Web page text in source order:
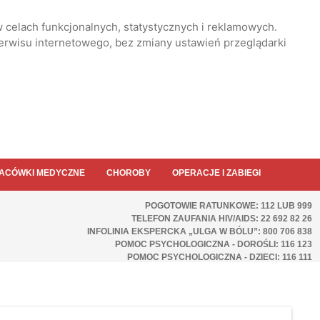
funkcjonalnych, statystycznych i reklamowych.
internetowego, bez zmiany ustawień przeglądarki
MEDYCZNE CHOROBY OPERACJE I ZABIEGI
POGOTOWIE RATUNKOWE: 112 LUB 999
TELEFON ZAUFANIA HIV/AIDS: 22 692 82 26
INFOLINIA EKSPERCKA „ULGA W BÓLU”: 800 706 838
POMOC PSYCHOLOGICZNA - DOROŚLI: 116 123
POMOC PSYCHOLOGICZNA - DZIECI: 116 111